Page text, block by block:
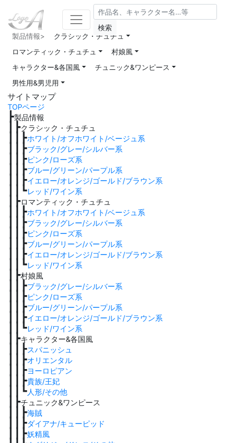
検索
製品情報>
クラシック・チュチュ
ロマンティック・チュチュ
村娘風
キャラクター&各国風
チュニック&ワンピース
男性用&男児用
サイトマップ
TOPページ
┣製品情報
┃┣クラシック・チュチュ
┃┃┣ホワイト/オフホワイト/ベージュ系
┃┃┣ブラック/グレー/シルバー系
┃┃┣ピンク/ローズ系
┃┃┣ブルー/グリーン/パープル系
┃┃┣イエロー/オレンジ/ゴールド/ブラウン系
┃┃┗レッド/ワイン系
┃┣ロマンティック・チュチュ
┃┃┣ホワイト/オフホワイト/ベージュ系
┃┃┣ブラック/グレー/シルバー系
┃┃┣ピンク/ローズ系
┃┃┣ブルー/グリーン/パープル系
┃┃┣イエロー/オレンジ/ゴールド/ブラウン系
┃┃┗レッド/ワイン系
┃┣村娘風
┃┃┣ブラック/グレー/シルバー系
┃┃┣ピンク/ローズ系
┃┃┣ブルー/グリーン/パープル系
┃┃┣イエロー/オレンジ/ゴールド/ブラウン系
┃┃┗レッド/ワイン系
┃┣キャラクター&各国風
┃┃┣スパニッシュ
┃┃┣オリエンタル
┃┃┣ヨーロピアン
┃┃┣貴族/王妃
┃┃┗人形/その他
┃┣チュニック&ワンピース
┃┃┣海賊
┃┃┣ダイアナ/キューピッド
┃┃┣妖精風